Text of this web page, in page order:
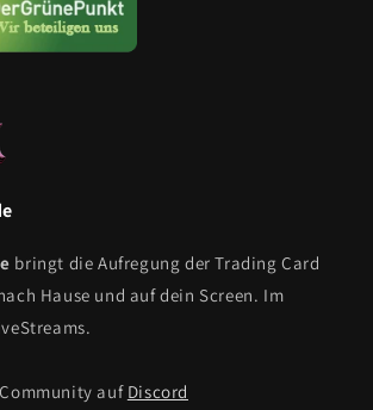
bringt die Aufregung der Trading Card
Hause und auf dein Screen. Im
auf Discord